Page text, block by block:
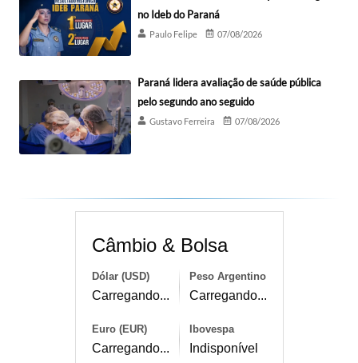
no Ideb do Paraná
Paulo Felipe 07/08/2026
Paraná lidera avaliação de saúde pública
pelo segundo ano seguido
Gustavo Ferreira 07/08/2026
Câmbio & Bolsa
Dólar (USD)
Carregando...
Peso Argentino
Carregando...
Euro (EUR)
Carregando...
Ibovespa
Indisponível